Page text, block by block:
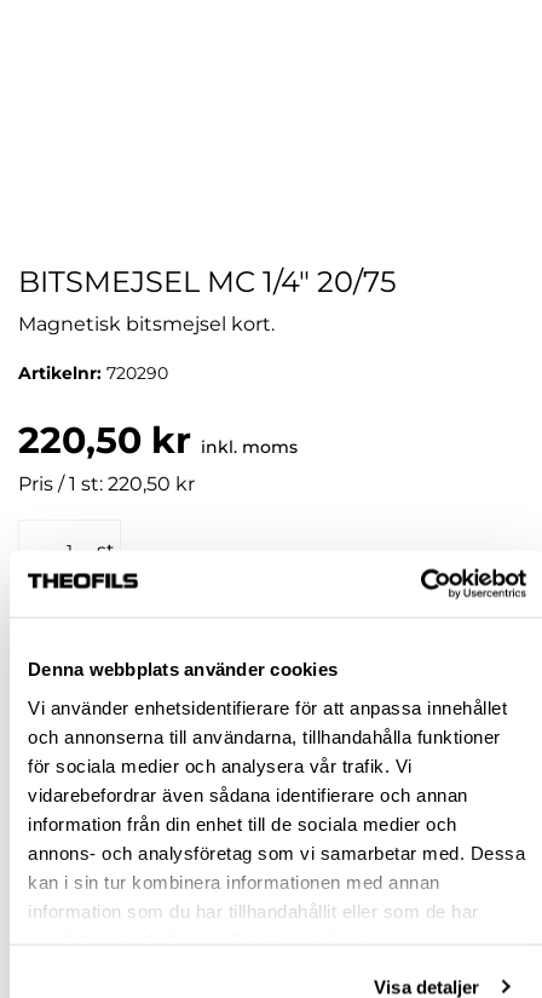
Denna webbplats använder cookies
Vi använder enhetsidentifierare för att anpassa innehållet
och annonserna till användarna, tillhandahålla funktioner
för sociala medier och analysera vår trafik. Vi
vidarebefordrar även sådana identifierare och annan
information från din enhet till de sociala medier och
annons- och analysföretag som vi samarbetar med. Dessa
kan i sin tur kombinera informationen med annan
information som du har tillhandahållit eller som de har
Visa detaljer
BITSMEJSEL MC 1/4" 20/75
Magnetisk bitsmejsel kort.
Artikelnr: 720290
220,50 kr inkl. moms
Pris / 1 st: 220,50 kr
st
Jönköping butik Finns i lager
Malmö butik Finns i lager
Stockholm butik Finns i lager
Snabba leveranser
Hämta i butik
Ledande leverantör i Sverige